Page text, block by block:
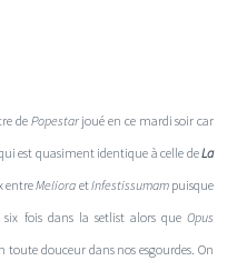
de Popestarjoué en ce mardi soir car
est quasiment identique à celle deLa
entreMeliora etInfestissumampuisque
fois dans la setlist alors que Opus
toute douceur dans nos esgourdes. On